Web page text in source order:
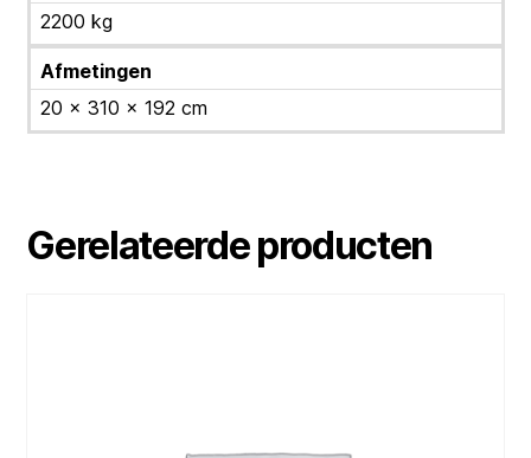
2200 kg
Afmetingen
20 × 310 × 192 cm
Gerelateerde producten